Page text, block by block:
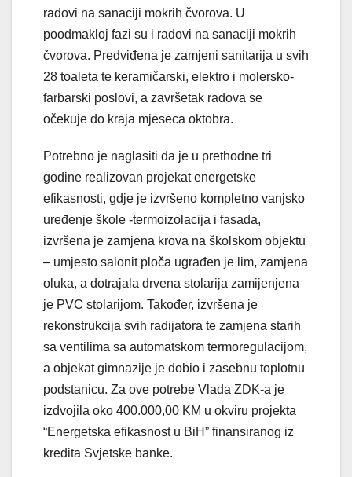
radovi na sanaciji mokrih čvorova. U
poodmakloj fazi su i radovi na sanaciji mokrih
čvorova. Predviđena je zamjeni sanitarija u svih
28 toaleta te keramičarski, elektro i molersko-
farbarski poslovi, a završetak radova se
očekuje do kraja mjeseca oktobra.
Potrebno je naglasiti da je u prethodne tri
godine realizovan projekat energetske
efikasnosti, gdje je izvršeno kompletno vanjsko
uređenje škole -termoizolacija i fasada,
izvršena je zamjena krova na školskom objektu
– umjesto salonit ploča ugrađen je lim, zamjena
oluka, a dotrajala drvena stolarija zamijenjena
je PVC stolarijom. Također, izvršena je
rekonstrukcija svih radijatora te zamjena starih
sa ventilima sa automatskom termoregulacijom,
a objekat gimnazije je dobio i zasebnu toplotnu
podstanicu. Za ove potrebe Vlada ZDK-a je
izdvojila oko 400.000,00 KM u okviru projekta
“Energetska efikasnost u BiH” finansiranog iz
kredita Svjetske banke.